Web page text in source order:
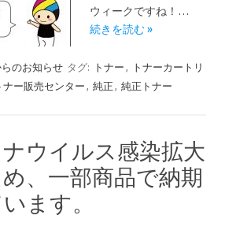
ウィークですね！…
続きを読む »
らのお知らせ タグ: トナー ,
トナーカートリ
ナー販売センター , 純正 , 純正トナー
ウイルス感染拡大
、一部商品で納期
ます。